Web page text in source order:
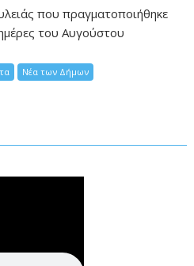
που πραγματοποιήθηκε
του Αυγούστου
Νέα των Δήμων